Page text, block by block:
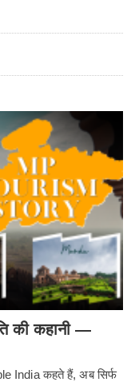
की कहानी —
India कहते हैं, अब सिर्फ